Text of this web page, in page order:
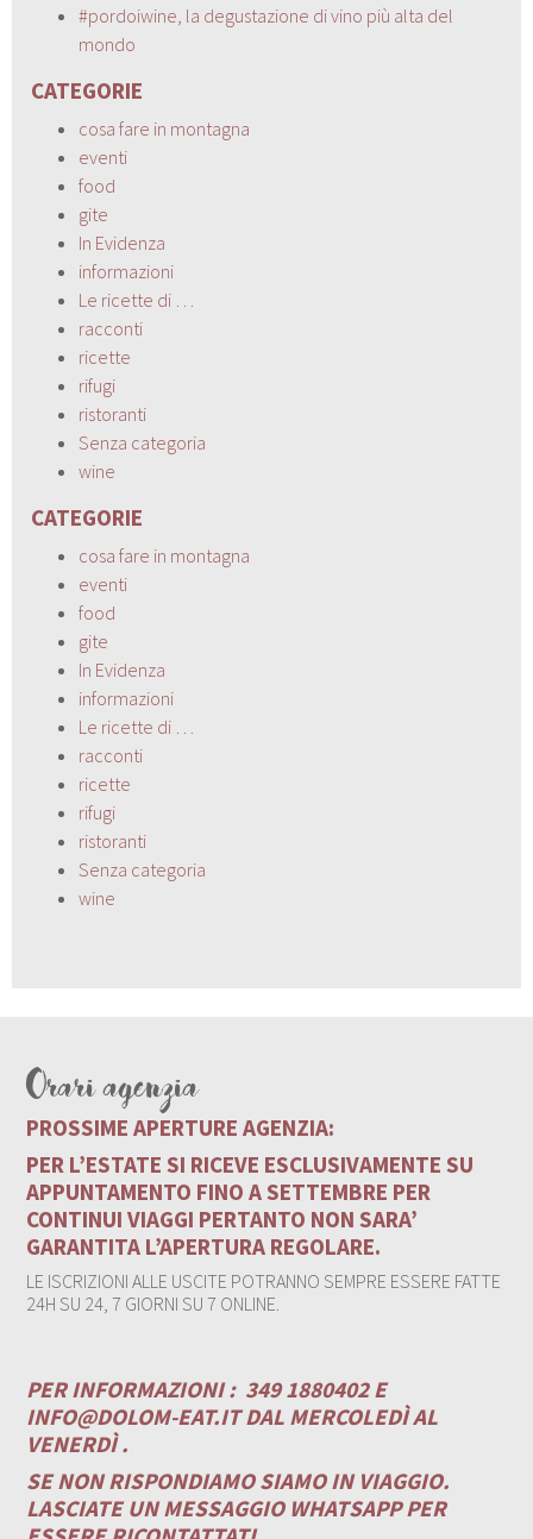
#pordoiwine, la degustazione di vino più alta del
mondo
CATEGORIE
cosa fare in montagna
eventi
food
gite
In Evidenza
informazioni
Le ricette di …
racconti
ricette
rifugi
ristoranti
Senza categoria
wine
CATEGORIE
cosa fare in montagna
eventi
food
gite
In Evidenza
informazioni
Le ricette di …
racconti
ricette
rifugi
ristoranti
Senza categoria
wine
Orari agenzia
PROSSIME APERTURE AGENZIA:
PER L’ESTATE SI RICEVE ESCLUSIVAMENTE SU
APPUNTAMENTO FINO A SETTEMBRE PER
CONTINUI VIAGGI PERTANTO NON SARA’
GARANTITA L’APERTURA REGOLARE.
LE ISCRIZIONI ALLE USCITE POTRANNO SEMPRE ESSERE FATTE
24H SU 24, 7 GIORNI SU 7 ONLINE.
PER INFORMAZIONI : 349 1880402 E
INFO@DOLOM-EAT.ITDAL MERCOLEDÌ AL
VENERDÌ .
SE NON RISPONDIAMO SIAMO IN VIAGGIO.
LASCIATE UN MESSAGGIO WHATSAPP PER